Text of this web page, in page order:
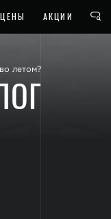
ЦЕНЫ АКЦИИ
летом?